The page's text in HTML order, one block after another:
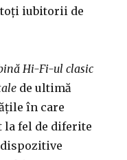
iubitorii de
Hi-Fi-ul clasic
de ultimă
în care
la fel de diferite